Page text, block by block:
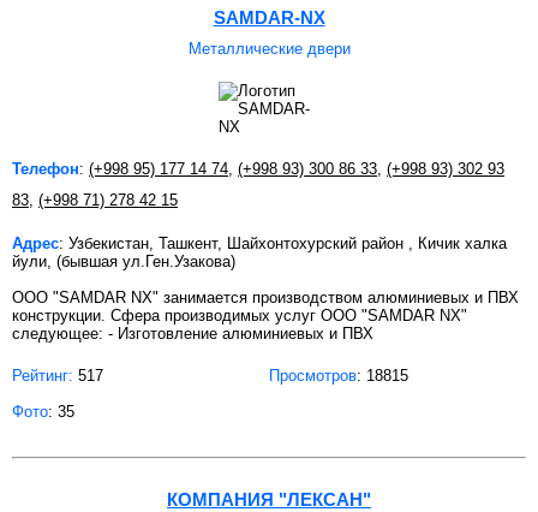
SAMDAR-NX
Металлические двери
Телефон: (+998 95) 177 14 74, (+998 93) 300 86 33, (+998 93) 302 93
83, (+998 71) 278 42 15
Адрес: Узбекистан, Ташкент, Шайхонтохурский район , Кичик халка
йули, (бывшая ул.Ген.Узакова)
OOO "SAMDAR NX" занимается производством алюминиевых и ПВХ
конструкции. Сфера производимых услуг OOO "SAMDAR NX"
следующее: - Изготовление алюминиевых и ПВХ
Рейтинг: 517 Просмотров: 18815
Фото: 35
КОМПАНИЯ "ЛЕКСАН"